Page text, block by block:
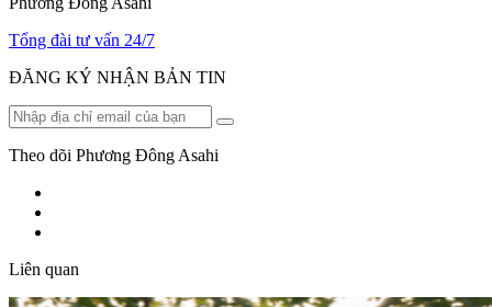
Tổng đài tư vấn 24/7
ĐĂNG KÝ NHẬN BẢN TIN
Theo dõi Phương Đông Asahi
Liên quan